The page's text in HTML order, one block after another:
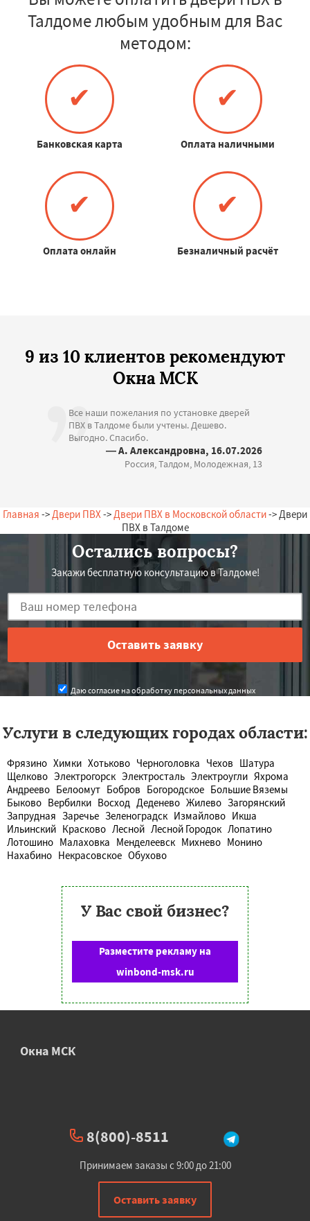
Талдоме любым удобным для Вас
методом:
✔
Банковская карта
✔
Оплата наличными
✔
Оплата онлайн
✔
Безналичный расчёт
9 из 10 клиентов рекомендуют
Окна МСК
Все наши пожелания по установке дверей
ПВХ в Талдоме были учтены. Дешево.
Выгодно. Спасибо.
— А. Александровна, 16.07.2026
Россия, Талдом, Молодежная, 13
Главная -> Двери ПВХ -> Двери ПВХ в Московской области-> Двери
ПВХ в Талдоме
Остались вопросы?
Закажи бесплатную консультацию в Талдоме!
Даю согласие на обработку персональных данных
Услуги в следующих городах области:
Фрязино Химки Хотьково Черноголовка Чехов Шатура
Щелково Электрогорск Электросталь Электроугли Яхрома
Андреево Белоомут Бобров Богородское Большие Вяземы
Быково Вербилки Восход Деденево Жилево Загорянский
Запрудная Заречье Зеленоградск Измайлово Икша
Ильинский Красково Лесной Лесной Городок Лопатино
Лотошино Малаховка Менделеевск Михнево Монино
Нахабино Некрасовское Обухово
У Вас свой бизнес?
Разместите рекламу на
winbond-msk.ru
Окна МСК
8(800)-8511
Принимаем заказы с 9:00 до 21:00
Оставить заявку